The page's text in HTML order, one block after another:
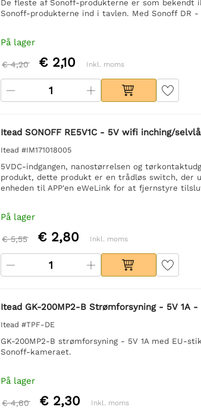
De fleste af Sonoff-produkterne er som
Sonoff-produkterne ind i tavlen. Med Sonoff DR
På lager
€ 4,20 € 2,10 Inkl. moms
Itead SONOFF RE5V1C - 5V wifi inching/
Itead #IM171018005
5VDC-indgangen, nanostørrelsen og
produkt, dette produkt er en trådløs switch, der
enheden til APP'en eWeLink for at fjernstyre
På lager
€ 5,55 € 2,80 Inkl. moms
Itead GK-200MP2-B Strømforsyning - 5V 1A
Itead #TPF-DE
GK-200MP2-B strømforsyning - 5V 1A med EU-
Sonoff-kameraet.
På lager
€ 4,60 € 2,30 Inkl. moms